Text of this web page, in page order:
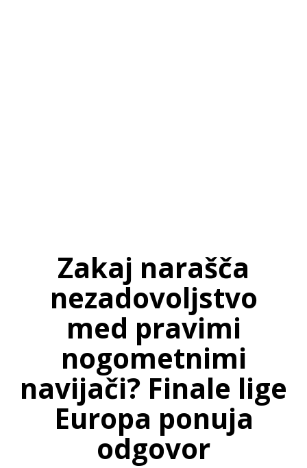
Zakaj narašča
nezadovoljstvo
med pravimi
nogometnimi
navijači? Finale lige
Europa ponuja
odgovor